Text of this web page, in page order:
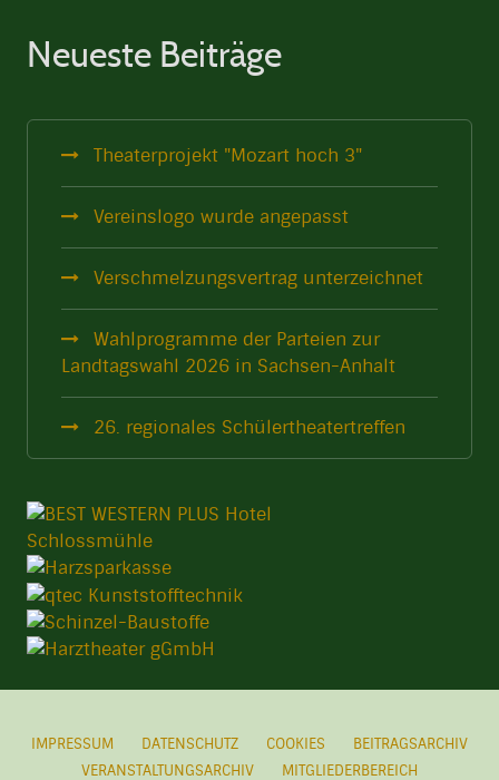
Neueste Beiträge
Theaterprojekt "Mozart hoch 3"
Vereinslogo wurde angepasst
Verschmelzungsvertrag unterzeichnet
Wahlprogramme der Parteien zur
Landtagswahl 2026 in Sachsen-Anhalt
26. regionales Schülertheatertreffen
IMPRESSUM DATENSCHUTZ COOKIES
BEITRAGSARCHIV
VERANSTALTUNGSARCHIV
MITGLIEDERBEREICH